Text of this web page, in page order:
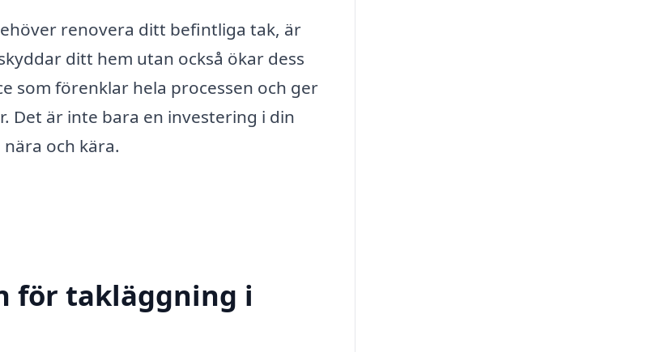
renovera ditt befintliga tak, är
ditt hem utan också ökar dess
som förenklar hela processen och ger
Det är inte bara en investering i din
och kära.
för takläggning i